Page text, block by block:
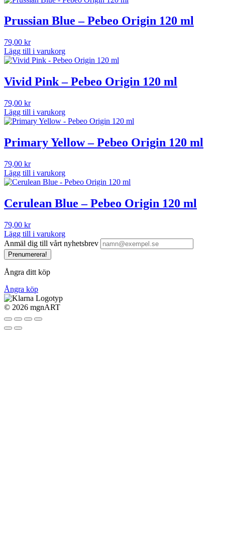
Prussian Blue – Pebeo Origin 120 ml
79,00 kr
Lägg till i varukorg
Vivid Pink – Pebeo Origin 120 ml
79,00 kr
Lägg till i varukorg
Primary Yellow – Pebeo Origin 120 ml
79,00 kr
Lägg till i varukorg
Cerulean Blue – Pebeo Origin 120 ml
79,00 kr
Lägg till i varukorg
Anmäl dig till vårt nyhetsbrev
Prenumerera!
Ångra ditt köp
Ångra köp
© 2026 mgnART